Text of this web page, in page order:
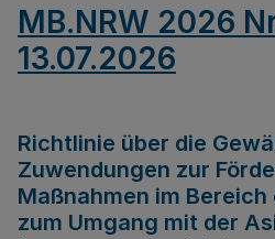
MB.NRW 2026
13.07.2026
Richtlinie über die
Zuwendungen zur
Maßnahmen im
zum Umgang mit der